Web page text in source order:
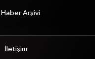
Haber Arşivi
İletişim